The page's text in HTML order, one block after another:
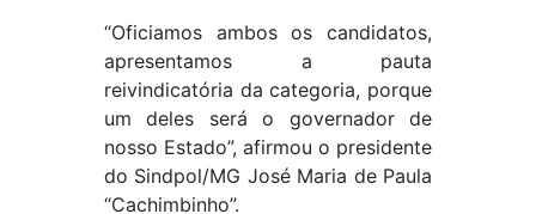
“Oficiamos ambos os candidatos,
apresentamos a pauta
reivindicatória da categoria, porque
um deles será o governador de
nosso Estado”, afirmou o presidente
do Sindpol/MG José Maria de Paula
“Cachimbinho”.